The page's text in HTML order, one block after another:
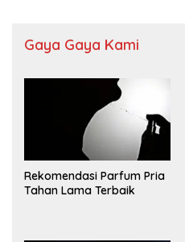
Gaya Gaya Kami
Rekomendasi Parfum Pria
Tahan Lama Terbaik